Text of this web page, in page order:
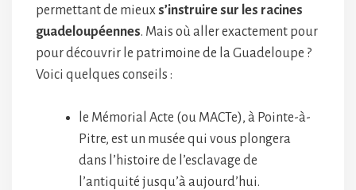
permettant de mieuxs’instruire sur les racines
guadeloupéennes. Mais où aller exactement pour
pour découvrir le patrimoine de la Guadeloupe ?
Voici quelques conseils :
le Mémorial Acte (ou MACTe), à Pointe-à-
Pitre, est un musée qui vous plongera
dans l’histoire de l’esclavage de
l’antiquité jusqu’à aujourd’hui.